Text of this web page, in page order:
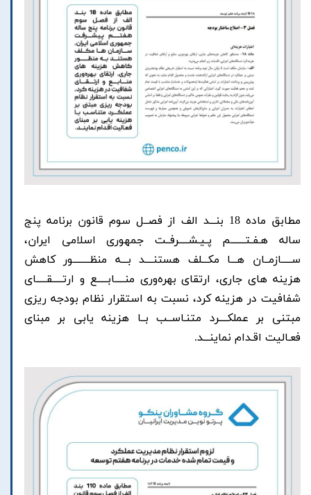
مطابق ماده 18 بنـــد الف از فصــل سوم قانون برنامه پنج
ساله هـفـتـــــــم پـیـشـــــرفــت جمهوری اسلامی ایران،
ســـــازمــان هـــا مکـــلف هستنــــد بـــه منظــــــــور کاهش
هزینه های جاری، ارتقای بهره‌وری منـــــابـــــع و ارتـــــقـــــای
شفافیت در هزینه کرد، نسبت به استقرار نظام بودجه ریزی
مبتنی بر عملکــــرد متنـاســب بــا هزینه یابی بر مبنای
فعـالیت اقـدام نماینـــد.